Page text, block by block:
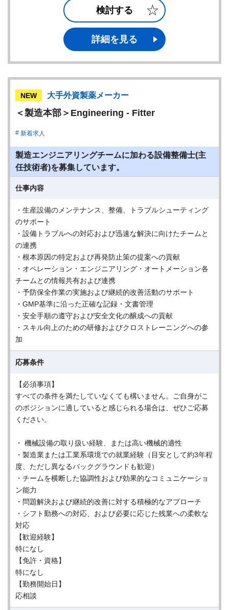
検討する
詳細を見る
NEW 大手外資製薬メーカー
＜製造本部＞Engineering - Fitter
新着求人
製造エンジニアリングチームに加わる設備整備士(主
任技術者)を募集しています。
仕事内容
・生産設備のメンテナンス、整備、トラブルシューティング
のサポート
・設備トラブルへの対応および迅速な解決に向けたチームと
の連携
・根本原因の特定および再発防止策の提案への貢献
・オペレーション・エンジニアリング・オートメーション各
チームとの情報共有および連携
・予防保全作業の実施および継続的改善活動のサポート
・GMP基準に沿った正確な記録・文書管理
・安全手順の遵守および安全文化の醸成への貢献
・スキル向上のための研修およびクロストレーニングへの参
加
応募条件
【必須事項】
すべての条件を満たしていなくても構いません。ご自身がこ
のポジションに適していると感じられる場合は、ぜひご応募
ください。
・ 機械設備の取り扱い経験、または高い機械的適性
・製造業または工業系環境での就業経験（目安として約3年程
度、ただし異なるバックグラウンドも歓迎）
・チームを横断した協調性および効果的なコミュニケーショ
ン能力
・問題解決および継続的改善に対する積極的なアプローチ
・シフト勤務への対応、および必要に応じた残業への柔軟な
対応
【歓迎経験】
特になし
【免許・資格】
特になし
【勤務開始日】
応相談